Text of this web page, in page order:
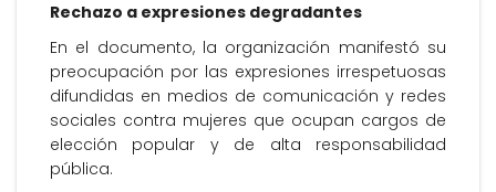
Rechazo a expresiones degradantes
En el documento, la organización manifestó su
preocupación por las expresiones irrespetuosas
difundidas en medios de comunicación y redes
sociales contra mujeres que ocupan cargos de
elección popular y de alta responsabilidad
pública.